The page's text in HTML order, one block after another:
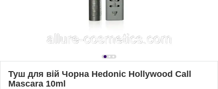
Туш для вій Чорна Hedonic Hollywood Call
Mascara 10ml